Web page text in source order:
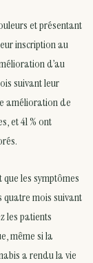
et présentant
inscription au
d’au
suivant leur
amélioration de
et 41 % ont
que les symptômes
quatre mois suivant
les patients
même si la
a rendu la vie